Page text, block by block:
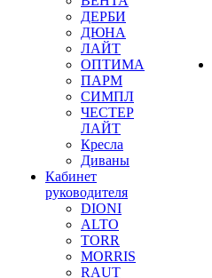
ДЕРБИ
ДЮНА
ЛАЙТ
ОПТИМА
ПАРМ
СИМПЛ
ЧЕСТЕР
ЛАЙТ
Кресла
Диваны
Кабинет
руководителя
DIONI
ALTO
TORR
MORRIS
RAUT